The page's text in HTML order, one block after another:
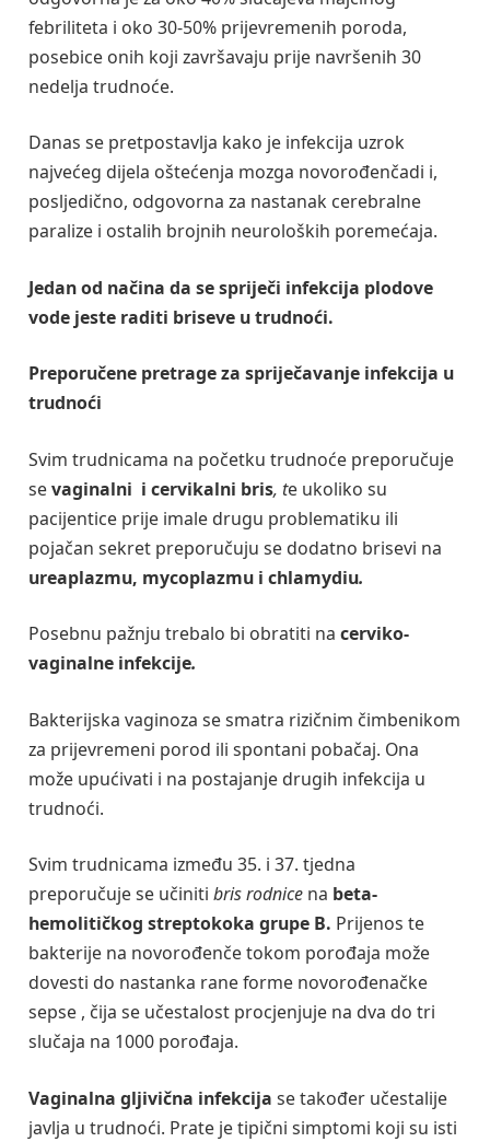
febriliteta i oko 30-50% prijevremenih poroda,
posebice onih koji završavaju prije navršenih 30
nedelja trudnoće.
Danas se pretpostavlja kako je infekcija uzrok
najvećeg dijela oštećenja mozga novorođenčadi i,
posljedično, odgovorna za nastanak cerebralne
paralize i ostalih brojnih neuroloških poremećaja.
Jedan od načina da se spriječi infekcija plodove
vode jeste raditi briseve u trudnoći.
Preporučene pretrage za spriječavanje infekcija u
trudnoći
Svim trudnicama na početku trudnoće preporučuje
sevaginalni i cervikalni bris, te ukoliko su
pacijentice prije imale drugu problematiku ili
pojačan sekret preporučuju se dodatno brisevi na
ureaplazmu, mycoplazmu i chlamydiu.
Posebnu pažnju trebalo bi obratiti na cerviko-
vaginalne infekcije.
Bakterijska vaginoza se smatra rizičnim čimbenikom
za prijevremeni porod ili spontani pobačaj. Ona
može upućivati i na postajanje drugih infekcija u
trudnoći.
Svim trudnicama između 35. i 37. tjedna
preporučuje se učiniti bris rodnice na beta-
hemolitičkog streptokoka grupe B. Prijenos te
bakterije na novorođenče tokom porođaja može
dovesti do nastanka rane forme novorođenačke
sepse , čija se učestalost procjenjuje na dva do tri
slučaja na 1000 porođaja.
Vaginalna gljivična infekcija se također učestalije
javlja u trudnoći. Prate je tipični simptomi koji su isti